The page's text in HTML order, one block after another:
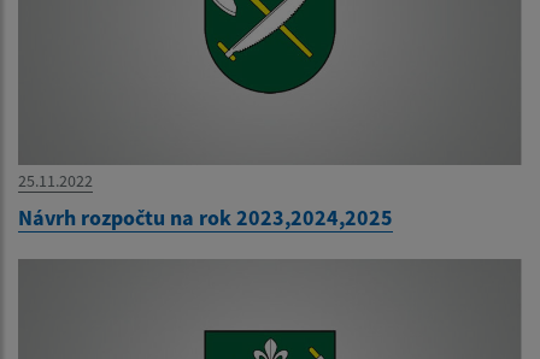
25.11.2022
Návrh rozpočtu na rok 2023,2024,2025